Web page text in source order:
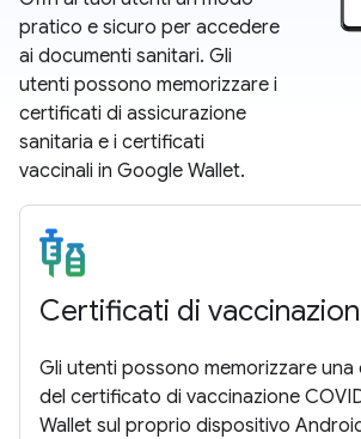
pratico e sicuro per accedere
ai documenti sanitari. Gli
utenti possono memorizzare i
certificati di assicurazione
sanitaria e i certificati
vaccinali in Google Wallet.
Certificati di
Gli utenti possono memorizzare
del certificato di vaccinazione
Wallet sul proprio dispositivo